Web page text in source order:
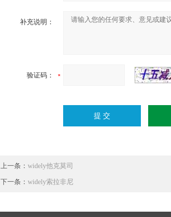
补充说明：
验证码：
上一条：widely他克莫司
下一条：widely索拉非尼